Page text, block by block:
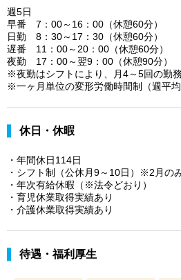
週5日
早番 7：00～16：00（休憩60分）
日勤 8：30～17：30（休憩60分）
遅番 11：00～20：00（休憩60分）
夜勤 17：00～翌9：00（休憩90分）
※夜勤はシフトにより、月4～5回の勤務
※一ヶ月単位の変形労働時間制（週平均
休日・休暇
・年間休日114日
・シフト制（公休月9～10日）※2月の
・年次有給休暇（※法令どおり）
・育児休業取得実績あり
・介護休業取得実績あり
待遇・福利厚生